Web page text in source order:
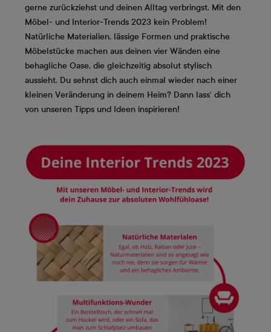
gerne zurückziehst und deinen Alltag verbringst. Mit den
Möbel- und Interior-Trends 2023 kein Problem!
Natürliche Materialien, lässige Formen und praktische
Möbelstücke machen aus deinen vier Wänden eine
behagliche Oase, die gleichzeitig absolut stylisch
aussieht. Du sehnst dich auch einmal wieder nach einer
kleinen Veränderung in deinem Heim? Dann lass‘ dich
von unseren Tipps und Ideen inspirieren!